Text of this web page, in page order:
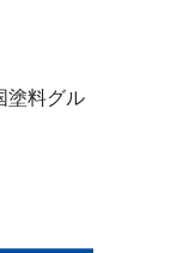
塗料グル